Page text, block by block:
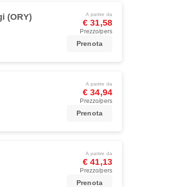
(ORY) A partire da
€ 31,58
Prezzo/pers
Prenota
A partire da
€ 34,94
Prezzo/pers
Prenota
A partire da
€ 41,13
Prezzo/pers
Prenota